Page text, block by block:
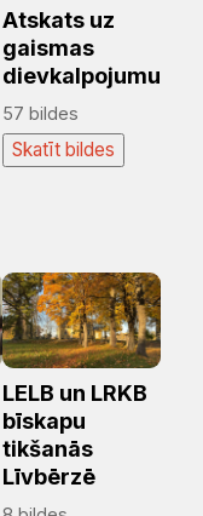
Atskats uz
gaismas
dievkalpojumu
57 bildes
Skatīt bildes
LELB un LRKB
bīskapu
tikšanās
Līvbērzē